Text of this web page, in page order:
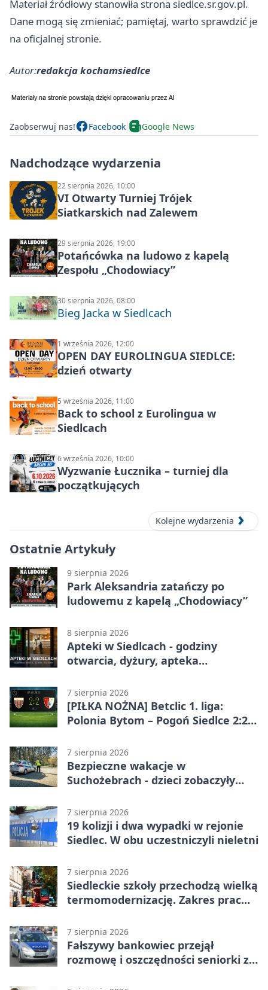
Materiał źródłowy stanowiła strona siedlce.sr.gov.pl.
Dane mogą się zmieniać; pamiętaj, warto sprawdzić je
na oficjalnej stronie.
Autor:redakcja kochamsiedlce
Zaobserwuj nas! Facebook Google News
Nadchodzące wydarzenia
22 sierpnia 2026, 10:00
VI Otwarty Turniej Trójek
Siatkarskich nad Zalewem
29 sierpnia 2026, 19:00
Potańcówka na ludowo z kapelą
Zespołu „Chodowiacy”
30 sierpnia 2026, 08:00
Bieg Jacka w Siedlcach
1 września 2026, 12:00
OPEN DAY EUROLINGUA SIEDLCE:
dzień otwarty
5 września 2026, 11:00
Back to school z Eurolingua w
Siedlcach
6 września 2026, 10:00
Wyzwanie Łucznika – turniej dla
początkujących
Kolejne wydarzenia
Ostatnie Artykuły
9 sierpnia 2026
Park Aleksandria zatańczy po
ludowemu z kapelą „Chodowiacy”
8 sierpnia 2026
Apteki w Siedlcach - godziny
otwarcia, dyżury, apteka
7 sierpnia 2026
[PIŁKA NOŻNA] Betclic 1. liga:
Polonia Bytom – Pogoń Siedlce 2:2.
emocjonującej końcówce
7 sierpnia 2026
Bezpieczne wakacje w
Suchożebrach - dzieci zobaczyły
7 sierpnia 2026
19 kolizji i dwa wypadki w rejonie
Siedlec. W obu uczestniczyli nieletni
7 sierpnia 2026
Siedleckie szkoły przechodzą wielką
termomodernizację. Zakres prac
7 sierpnia 2026
Fałszywy bankowiec przejął
rozmowę i oszczędności seniorki z